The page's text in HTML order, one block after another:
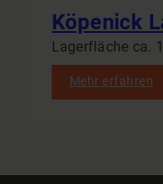
Lagerfläche ca.
Mehr erfahren